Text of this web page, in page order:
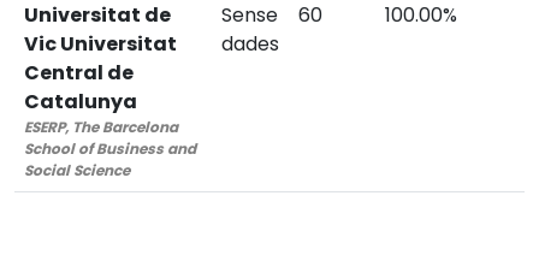
Universitat de
Vic Universitat
Central de
Catalunya
ESERP, The Barcelona
School of Business and
Social Science
Sense
dades
60 100.00%